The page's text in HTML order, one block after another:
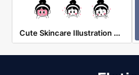
Cute Skincare Illustration Stickers